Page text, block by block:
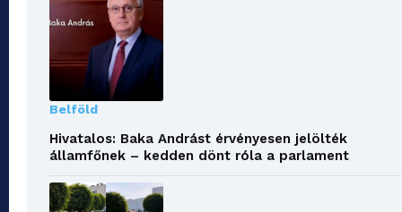
Belföld
Hivatalos: Baka Andrást érvényesen jelölték
államfőnek – kedden dönt róla a parlament